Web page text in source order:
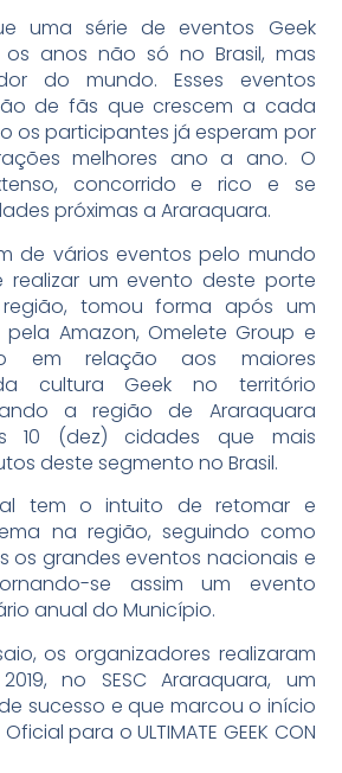
uma série de eventos Geek
anos não só no Brasil, mas
do mundo. Esses eventos
de fãs que crescem a cada
os participantes já esperam por
melhores ano a ano. O
concorrido e rico e se
próximas a Araraquara.
de vários eventos pelo mundo
um evento deste porte
tomou forma após um
Amazon, Omelete Group e
em relação aos maiores
cultura Geek no território
a região de Araraquara
10 (dez) cidades que mais
deste segmento no Brasil.
tem o intuito de retomar e
na região, seguindo como
os grandes eventos nacionais e
se assim um evento
anual do Município.
os organizadores realizaram
no SESC Araraquara, um
sucesso e que marcou o início
para o ULTIMATE GEEK CON